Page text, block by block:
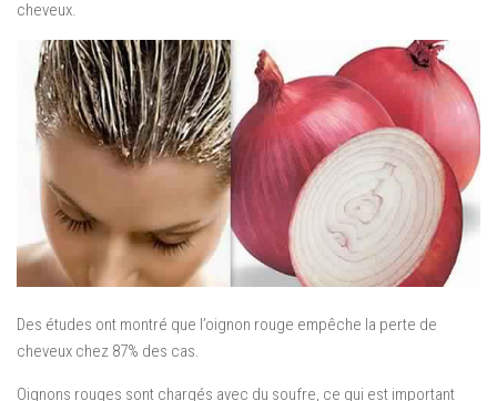
cheveux.
Des études ont montré que l’oignon rouge empêche la perte de
cheveux chez 87% des cas.
Oignons rouges sont chargés avec du soufre, ce qui est important